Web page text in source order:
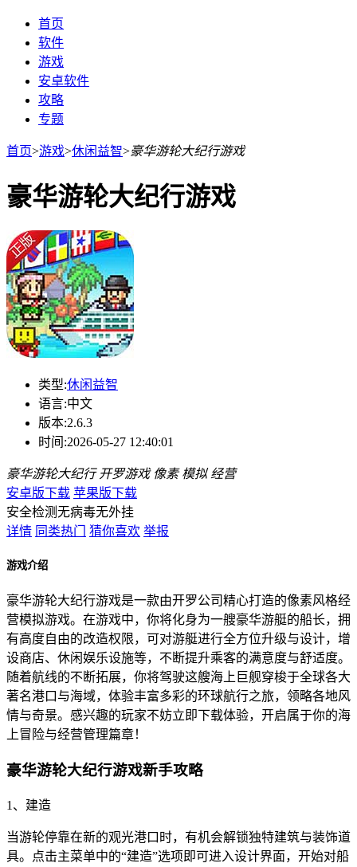
首页
软件
游戏
安卓软件
攻略
专题
首页>游戏>休闲益智>豪华游轮大纪行游戏
豪华游轮大纪行游戏
类型:休闲益智
语言:中文
版本:2.6.3
时间:2026-05-27 12:40:01
豪华游轮大纪行 开罗游戏 像素 模拟 经营
安卓版下载 苹果版下载
安全检测无病毒无外挂
详情 同类热门 猜你喜欢 举报
游戏介绍
豪华游轮大纪行游戏是一款由开罗公司精心打造的像素风格经
营模拟游戏。在游戏中，你将化身为一艘豪华游艇的船长，拥
有高度自由的改造权限，可对游艇进行全方位升级与设计，增
设商店、休闲娱乐设施等，不断提升乘客的满意度与舒适度。
随着航线的不断拓展，你将驾驶这艘海上巨舰穿梭于全球各大
著名港口与海域，体验丰富多彩的环球航行之旅，领略各地风
情与奇景。感兴趣的玩家不妨立即下载体验，开启属于你的海
上冒险与经营管理篇章！
豪华游轮大纪行游戏新手攻略
1、建造
当游轮停靠在新的观光港口时，有机会解锁独特建筑与装饰道
具。点击主菜单中的“建造”选项即可进入设计界面，开始对船